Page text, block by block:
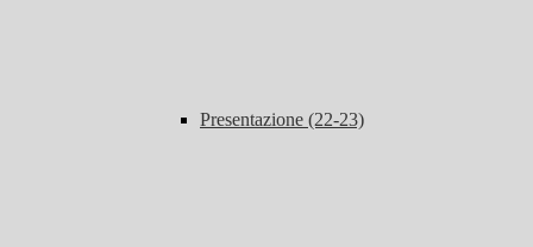
Presentazione (22-23)